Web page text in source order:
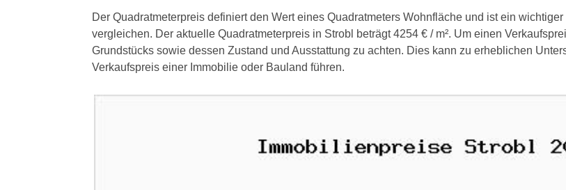
Der Quadratmeterpreis definiert den Wert eines Quadratmeters Wohnfläche und ist ein
vergleichen. Der aktuelle Quadratmeterpreis in Strobl beträgt 4254 € / m². Um einen
Grundstücks sowie dessen Zustand und Ausstattung zu achten. Dies kann zu erheblichen
Verkaufspreis einer Immobilie oder Bauland führen.